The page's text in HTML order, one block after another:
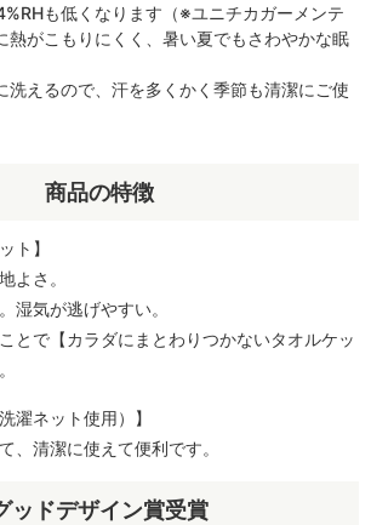
商品の特徴
ト】
よさ。
湿気が逃げやすい。
とで【カラダにまとわりつかないタオルケッ
濯ネット使用）】
、清潔に使えて便利です。
ッドデザイン賞受賞
も低くなります（※ユニチカガーメンテ
熱がこもりにくく、暑い夏でもさわやかな眠
洗えるので、汗を多くかく季節も清潔にご使